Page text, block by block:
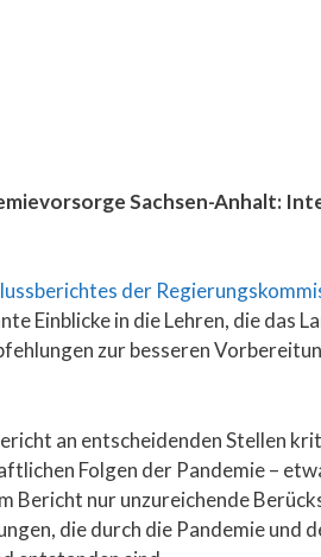
Sachsen-Anhalt:
der
Einblicke in die Lehren, die das
zur besseren
an entscheidenden Stellen
Folgen der Pandemie –
Bericht nur unzureichende
die durch die Pandemie und